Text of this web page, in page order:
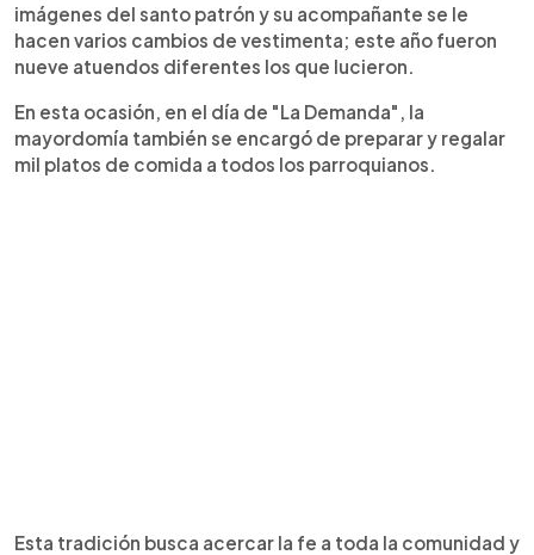
imágenes del santo patrón y su acompañante se le
hacen varios cambios de vestimenta; este año fueron
nueve atuendos diferentes los que lucieron.
En esta ocasión, en el día de "La Demanda", la
mayordomía también se encargó de preparar y regalar
mil platos de comida a todos los parroquianos.
Esta tradición busca acercar la fe a toda la comunidad y